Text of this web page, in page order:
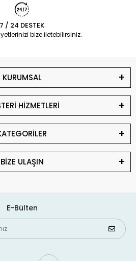
7 / 24 DESTEK
bize iletebilirsiniz.
KURUMSAL
HİZMETLERİ
BİZE ULAŞIN
E-Bülten